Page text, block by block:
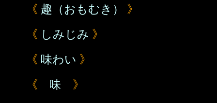
《 趣（おもむき）
》
《 しみじみ 》
《 味わい 》
《 味 》